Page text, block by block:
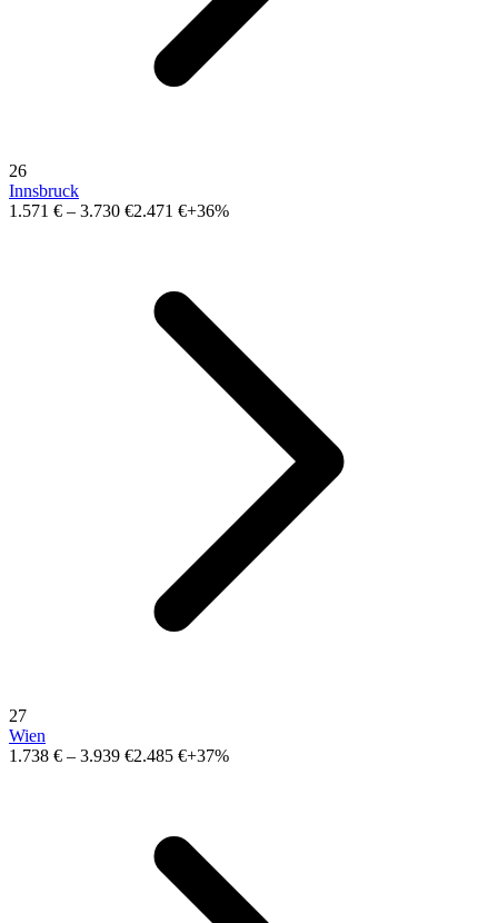
26
Innsbruck
1.571 € – 3.730 €2.471 €+36%
27
Wien
1.738 € – 3.939 €2.485 €+37%